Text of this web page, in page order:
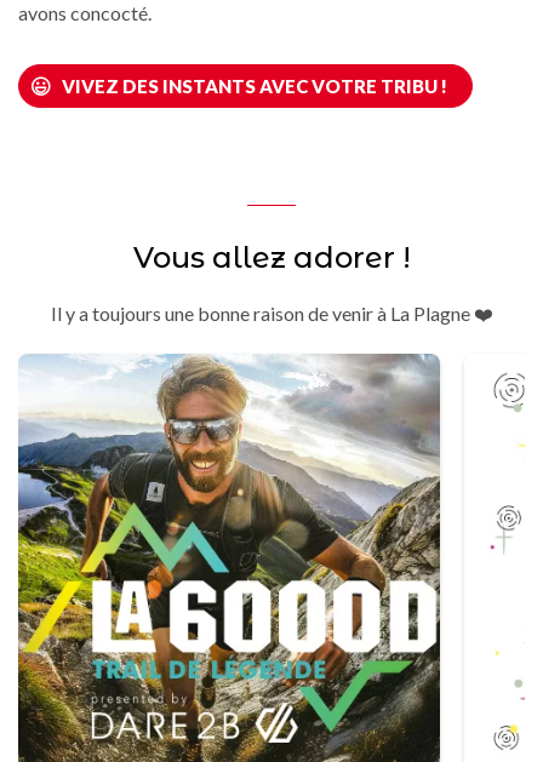
avons concocté.
VIVEZ DES INSTANTS AVEC VOTRE TRIBU !
Vous allez adorer !
Il y a toujours une bonne raison de venir à La Plagne ❤️